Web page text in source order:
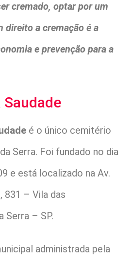
cremado, optar por um
direito a cremação é a
e prevenção para a
é o único cemitério
Serra. Foi fundado no dia
e está localizado na Av.
831 – Vila das
Serra – SP.
administrada pela